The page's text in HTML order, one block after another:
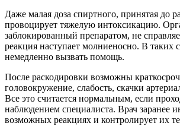
Даже малая доза спиртного, принятая до
провоцирует тяжелую интоксикацию.
заблокированный препаратом, не
реакция наступает молниеносно. В таких
немедленно вызвать помощь.
После раскодировки возможны
головокружение, слабость, скачки
Все это считается нормальным, если
наблюдением специалиста. Врач заранее
возможных реакциях и контролирует их